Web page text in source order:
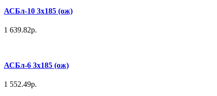
АСБл-10 3х185 (ож)
1 639.82р.
АСБл-6 3х185 (ож)
1 552.49р.